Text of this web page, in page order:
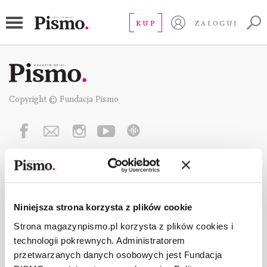
Niniejsza strona korzysta z plików cookie
Strona magazynpismo.pl korzysta z plików cookies i
technologii pokrewnych. Administratorem
przetwarzanych danych osobowych jest Fundacja
KUP ZALOGUJ
Copyright © Fundacja Pismo
O „PIŚMIE”
FACT-CHECKING W „PIŚMIE”
DLA REKLAMODAWCÓW
GDZIE KUPIĆ „PISMO”?